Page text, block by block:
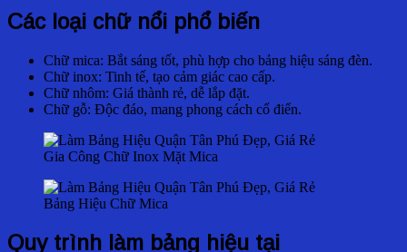
Các loại chữ nổi phổ biến
Chữ mica: Bắt sáng tốt, phù hợp cho bảng hiệu sáng đèn.
Chữ inox: Tinh tế, tạo cảm giác cao cấp.
Chữ nhôm: Giá thành rẻ, dễ lắp đặt.
Chữ gỗ: Độc đáo, mang phong cách cổ điển.
Gia Công Chữ Inox Mặt Mica
Bảng Hiệu Chữ Mica
Quy trình làm bảng hiệu tại